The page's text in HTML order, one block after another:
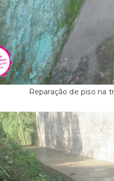
Reparação de piso na